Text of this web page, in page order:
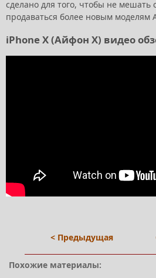
сделано для того, чтобы не мешать
продаваться более новым моделям
iPhone X (Айфон Х) видео
< Предыдущая
Похожие материалы: